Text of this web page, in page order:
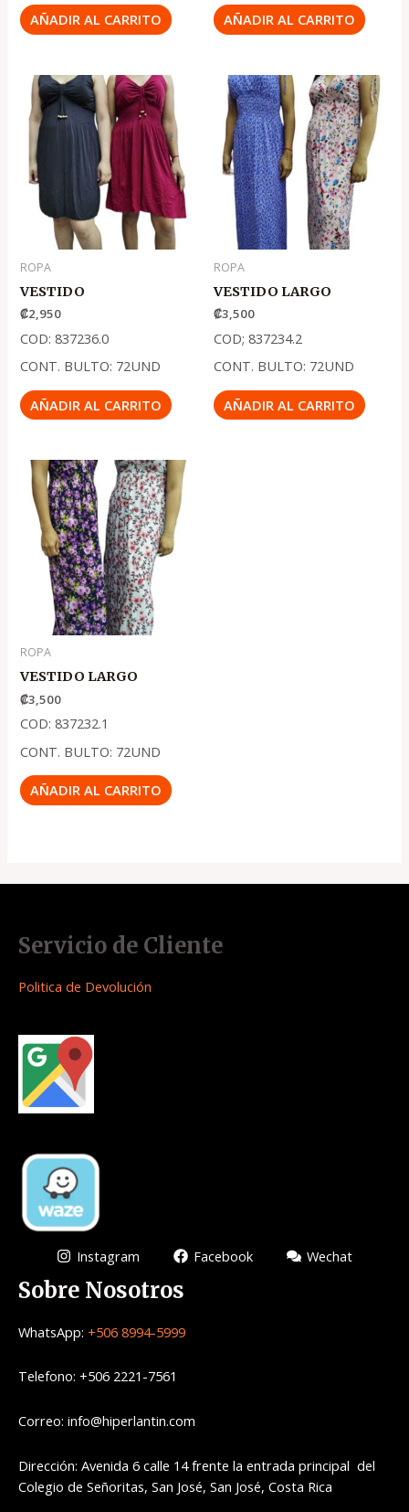
AÑADIR AL CARRITO AÑADIR AL CARRITO
ROPA
VESTIDO
₡2,950
COD: 837236.0
CONT. BULTO: 72UND
AÑADIR AL CARRITO
ROPA
VESTIDO LARGO
₡3,500
COD; 837234.2
CONT. BULTO: 72UND
AÑADIR AL CARRITO
ROPA
VESTIDO LARGO
₡3,500
COD: 837232.1
CONT. BULTO: 72UND
AÑADIR AL CARRITO
Servicio de Cliente
Politica de Devolución
Instagram Facebook Wechat
Sobre Nosotros
WhatsApp: +506 8994-5999
Telefono: +506 2221-7561
Correo: info@hiperlantin.com
Dirección: Avenida 6 calle 14 frente la entrada principal del
Colegio de Señoritas, San José, San José, Costa Rica